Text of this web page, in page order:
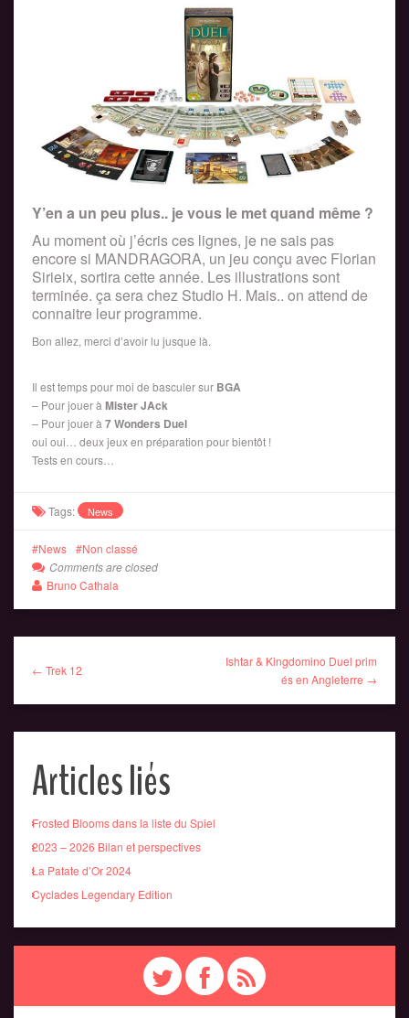
Y’en a un peu plus.. je vous le met quand même ?
Au moment où j’écris ces lignes, je ne sais pas
encore si MANDRAGORA, un jeu conçu avec Florian
Sirieix, sortira cette année. Les illustrations sont
terminée. ça sera chez Studio H. Mais.. on attend de
connaitre leur programme.
Bon allez, merci d’avoir lu jusque là.
Il est temps pour moi de basculer sur BGA
– Pour jouer à Mister JAck
– Pour jouer à 7 Wonders Duel
oui oui… deux jeux en préparation pour bientôt !
Tests en cours…
Tags: News
News
Non classé
Comments are closed
Bruno Cathala
← Trek 12
Ishtar & Kingdomino Duel prim
és en Angleterre →
Articles liés
Frosted Blooms dans la liste du Spiel
2023 – 2026 Bilan et perspectives
La Patate d’Or 2024
Cyclades Legendary Edition